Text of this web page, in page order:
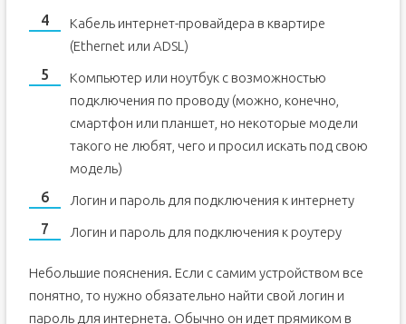
Кабель интернет-провайдера в квартире
(Ethernet или ADSL)
Компьютер или ноутбук с возможностью
подключения по проводу (можно, конечно,
смартфон или планшет, но некоторые модели
такого не любят, чего и просил искать под свою
модель)
Логин и пароль для подключения к интернету
Логин и пароль для подключения к роутеру
Небольшие пояснения. Если с самим устройством все
понятно, то нужно обязательно найти свой логин и
пароль для интернета. Обычно он идет прямиком в